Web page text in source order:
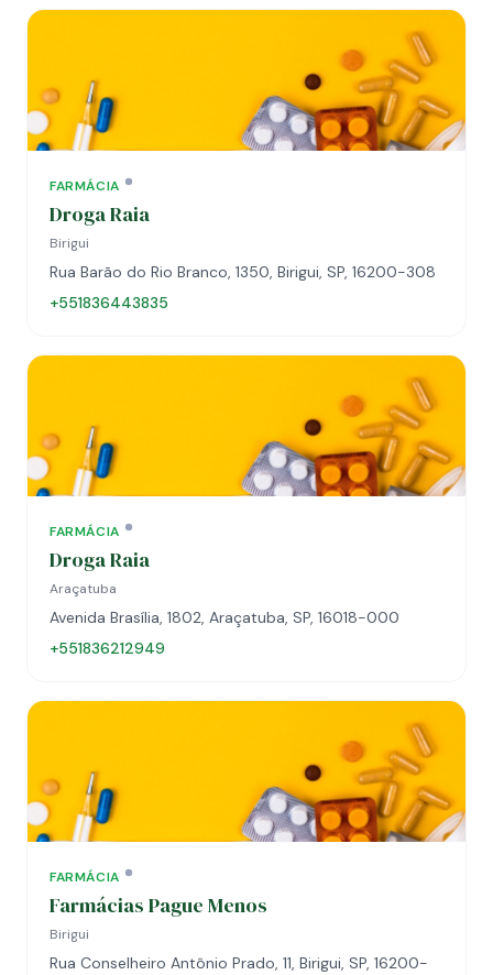
FARMÁCIA
Droga Raia
Birigui
Rua Barão do Rio Branco, 1350, Birigui, SP, 16200-308
+551836443835
FARMÁCIA
Droga Raia
Araçatuba
Avenida Brasília, 1802, Araçatuba, SP, 16018-000
+551836212949
FARMÁCIA
Farmácias Pague Menos
Birigui
Rua Conselheiro Antônio Prado, 11, Birigui, SP, 16200-